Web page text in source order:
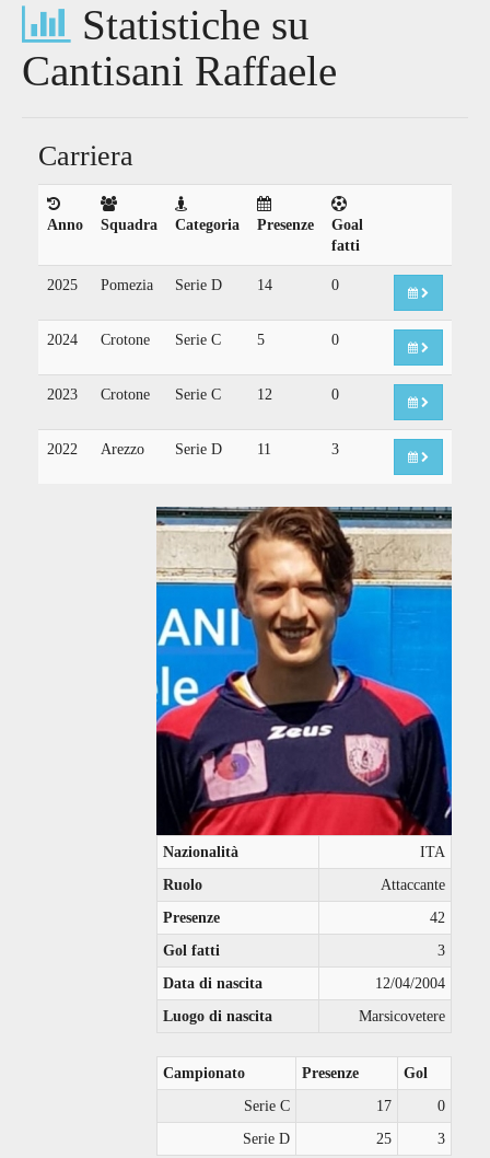
Statistiche su
Cantisani Raffaele
Carriera
Anno Squadra Categoria Presenze
Goal
fatti
2025 Pomezia Serie D 14 0
2024 Crotone Serie C 5 0
2023 Crotone Serie C 12 0
2022 Arezzo Serie D 11 3
Nazionalità
ITA
Ruolo
Attaccante
Presenze
42
Gol fatti
3
Data di nascita
12/04/2004
Luogo di nascita
Marsicovetere
Campionato Presenze
Gol
Serie C
17
0
Serie D
25 3